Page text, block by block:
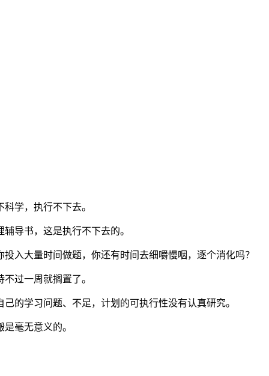
学，执行不下去。
导书，这是执行不下去的。
入大量时间做题，你还有时间去细嚼慢咽，逐个消化吗？
过一周就搁置了。
的学习问题、不足，计划的可执行性没有认真研究。
毫无意义的。